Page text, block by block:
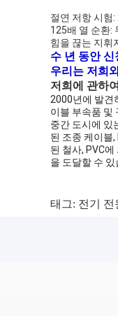
절연 저항 시험
125배 열 순환:
힘을 끊는 지휘
수 년 동안
우리는 저희
저희에 관하여
2000년에 발견
이블 부속품 및
중간 도시에 있
된 조종 케이블
된 철사, PVC
을 도달할 수
태그: 전기 전